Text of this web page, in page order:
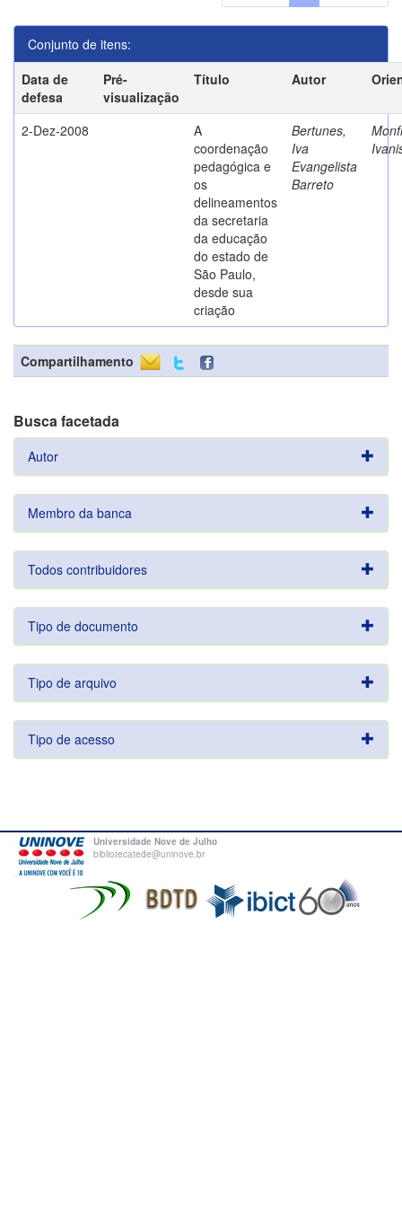
Conjunto de itens:
Data de
defesa
Pré-
visualização
Título Autor
2-Dez-2008
A
coordenação
pedagógica e
os
delineamentos
da secretaria
da educação
do estado de
São Paulo,
desde sua
criação
Bertunes,
Iva
Evangelista
Barreto
Compartilhamento
Busca facetada
Autor
Membro da banca
Todos contribuidores
Tipo de documento
Tipo de arquivo
Tipo de acesso
Universidade Nove de Julho
bibliotecatede@uninove.br